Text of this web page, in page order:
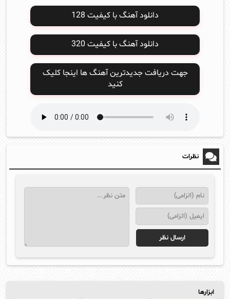
دانلود آهنگ با کیفیت 128
دانلود آهنگ با کیفیت 320
جهت دریافت جدیدترین آهنگ ها اینجا کلیک
کنید
نظرات
ابزارها